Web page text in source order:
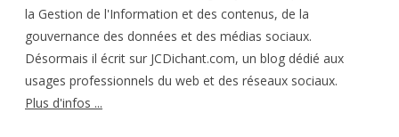
la Gestion de l'Information et des contenus, de la
gouvernance des données et des médias sociaux.
Désormais il écrit sur JCDichant.com, un blog dédié aux
usages professionnels du web et des réseaux sociaux.
Plus d'infos ...